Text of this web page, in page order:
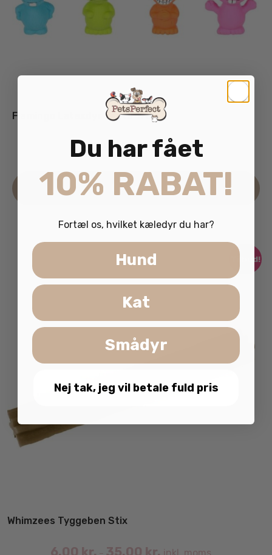
Flamingo Latexdyr Teeta 17cm
39.95kr. inkl. moms
Læs mere
Tilbud!
Whimzees Tyggeben Stix
6.00 kr. 35.00 kr.
Du har fået
10% RABAT!
Fortæl os, hvilket kæledyr du har?
Hund
Kat
Smådyr
Nej tak, jeg vil betale fuld pris